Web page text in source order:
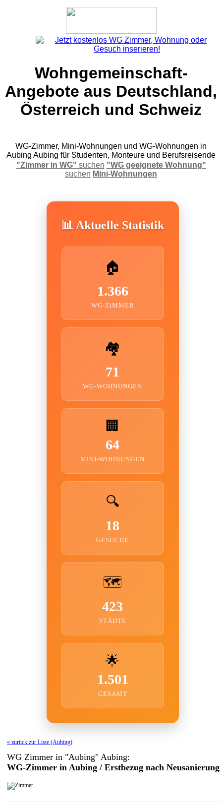
Wohngemeinschaft-
Angebote aus Deutschland,
Österreich und Schweiz
WG-Zimmer, Mini-Wohnungen und WG-Wohnungen in
Aubing Aubing für Studenten, Monteure und Berufsreisende
"Zimmer in WG" suchen "WG geeignete Wohnung"
suchen Mini-Wohnungen
📊 Aktuelle Statistik
🏠
1.366
WG-ZIMMER
🏘️
71
WG-WOHNUNGEN
🏢
64
MINI-WOHNUNGEN
🔍
18
GESUCHE
🗺️
423
STÄDTE
🌟
1.501
GESAMT
« zurück zur Liste (Aubing)
WG Zimmer in "Aubing" Aubing:
WG-Zimmer in Aubing / Erstbezug nach Neusanierung